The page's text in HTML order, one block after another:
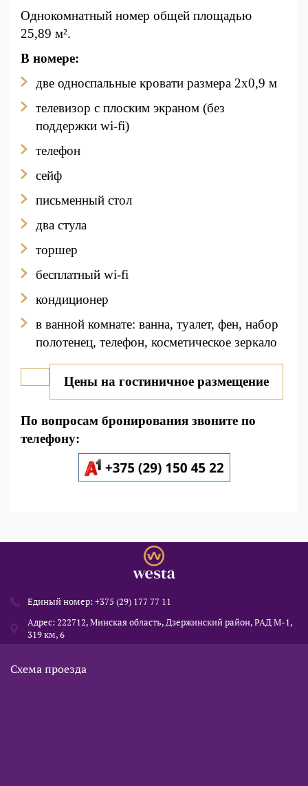
Однокомнатный номер общей площадью
25,89 м².
В номере:
две односпальные кровати размера 2x0,9 м
телевизор с плоским экраном (без
поддержки wi-fi)
телефон
сейф
письменный стол
два стула
торшер
бесплатный wi-fi
кондиционер
в ванной комнате: ванна, туалет, фен, набор
полотенец, телефон, косметическое зеркало
Цены на гостиничное размещение
По вопросам бронирования звоните по
телефону:
Единый номер:+375 (29) 177 77 11
Адрес: 222712, Минская область, Дзержинский район, РАД М-1,
319 км, 6
Схема проезда